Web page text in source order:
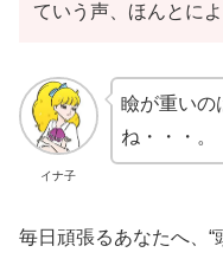
ていう声、ほんとに
イナ子
瞼が重いの
ね・・・。
毎日頑張るあなたへ、“